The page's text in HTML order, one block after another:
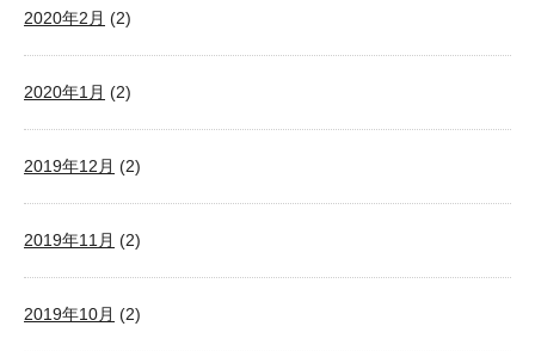
2020年2月 (2)
2020年1月 (2)
2019年12月 (2)
2019年11月 (2)
2019年10月 (2)